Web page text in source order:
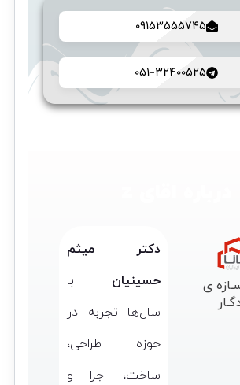
09153555745
051-32400525
سـازه ی
دکتر میثم
حسینیان با
سال‌ها تجربه در
حوزه طراحی،
ساخت، اجرا و